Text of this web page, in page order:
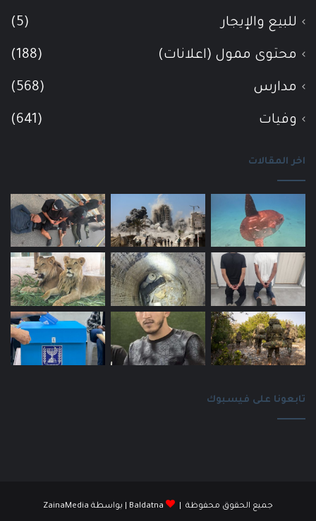
للبيع والإيجار (5)
محتوى ممول (اعلانات) (188)
مدارس (568)
وفيات (641)
اخر المقالات
تابعونا على فيسبوك
جميع الحقوق محفوظة | Baldatna | بواسطة ZainaMedia